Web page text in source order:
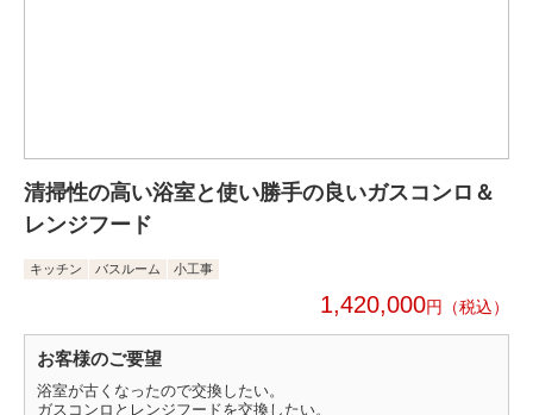
清掃性の高い浴室と使い勝手の良いガスコンロ＆
レンジフード
キッチン バスルーム 小工事
1,420,000円
お客様のご要望
浴室が古くなったので交換したい。
ガスコンロとレンジフードを交換したい。